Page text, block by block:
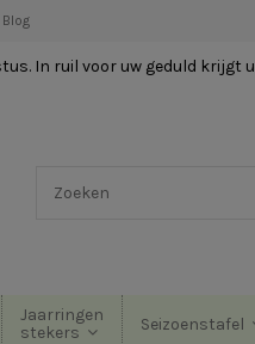
Blog
In ruil voor uw geduld krijgt u
Jaarringen
stekers
Seizoenstafel